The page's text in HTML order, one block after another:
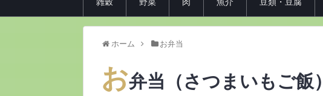
ホーム お弁当
お弁当（さつまいもご飯）